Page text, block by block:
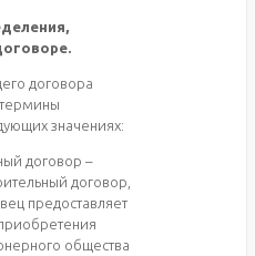
договора
значениях:
договор –
договор,
предоставляет
общества